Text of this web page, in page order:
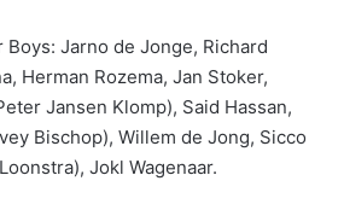
Jarno de Jonge, Richard
Herman Rozema, Jan Stoker,
Jansen Klomp), Said Hassan,
Bischop), Willem de Jong, Sicco
Jokl Wagenaar.